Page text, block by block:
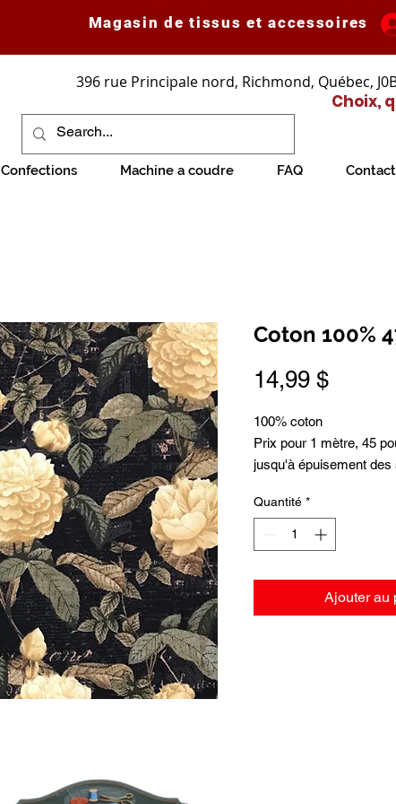
Magasin de tissus et accessoires
396 rue Principale nord, Richmond, Québec,
Choix,
Confections Machine a coudre FAQ
Coton 100%
14,99 $Prix
100% coton
Prix pour 1 mètre, 45
jusqu'à épuisement des
Quantité *
Ajouter au